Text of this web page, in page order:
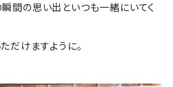
間の思い出といつも一緒にいてく
だけますように。